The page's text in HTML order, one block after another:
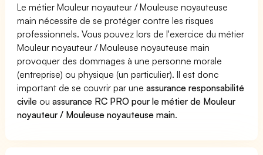
Le métier Mouleur noyauteur / Mouleuse noyauteuse
main nécessite de se protéger contre les risques
professionnels. Vous pouvez lors de l'exercice du métier
Mouleur noyauteur / Mouleuse noyauteuse main
provoquer des dommages à une personne morale
(entreprise) ou physique (un particulier). Il est donc
important de se couvrir par uneassurance responsabilité
civile ouassurance RC PRO pour le métier de Mouleur
noyauteur / Mouleuse noyauteuse main.